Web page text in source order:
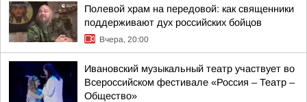
Полевой храм на передовой: как священники
поддерживают дух российских бойцов
Вчера, 20:00
Ивановский музыкальный театр участвует во
Всероссийском фестивале «Россия – Театр –
Общество»